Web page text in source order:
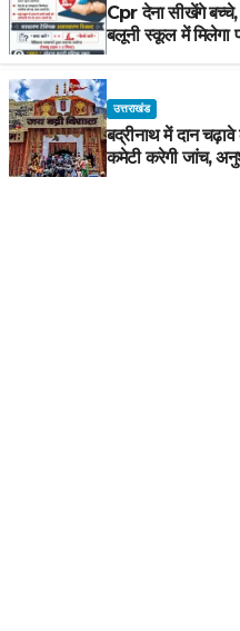
Cpr देना सीखेंगे
बलूनी स्कूल में मिलेगा
उत्तराखंड
बद्रीनाथ में दान
कमेटी करेगी जांच,